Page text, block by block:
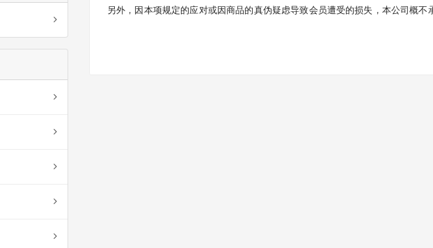
另外，因本项规定的应对或因商品的真伪疑虑导致会员遭受的损失，本公司概不